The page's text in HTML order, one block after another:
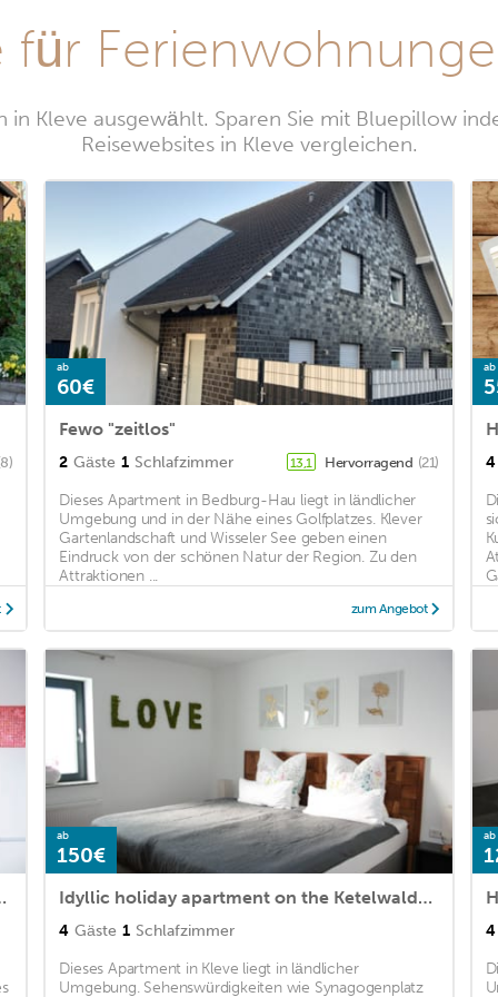
für
Kleve ausgewählt. Sparen Sie mit Bluepillow
Reisewebsites in Kleve vergleichen.
ab
60€
Fewo "zeitlos"
2 Gäste 1 Schlafzimmer 13,1 Hervorragend (21)
Dieses Apartment in Bedburg-Hau liegt in ländlicher
Umgebung und in der Nähe eines Golfplatzes. Klever
Gartenlandschaft und Wisseler See geben einen
Eindruck von der schönen Natur der Region. Zu den
Attraktionen ...
zum Angebot
ab
4
ab
150€
Idyllic holiday apartment on the Ketelwaldhof
4 Gäste 1 Schlafzimmer
Dieses Apartment in Kleve liegt in ländlicher
Umgebung. Sehenswürdigkeiten wie Synagogenplatz
ab
4